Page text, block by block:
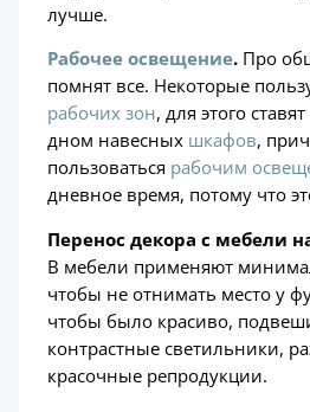
лучше.
Рабочее освещение. Про
помнят все. Некоторые
рабочих зон, для этого
дном навесных шкафов,
пользоваться рабочим
дневное время, потому что
Перенос декора с мебели
В мебели применяют
чтобы не отнимать место у
чтобы было красиво,
контрастные светильники,
красочные репродукции.